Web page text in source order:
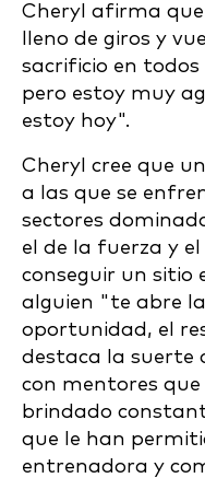
Cheryl afirma
lleno de giros y
sacrificio en todos
pero estoy muy
estoy hoy".
Cheryl cree que
a las que se
sectores
el de la fuerza y
conseguir un sitio
alguien "te abre
oportunidad, el
destaca la suerte
con mentores
brindado
que le han
entrenadora y